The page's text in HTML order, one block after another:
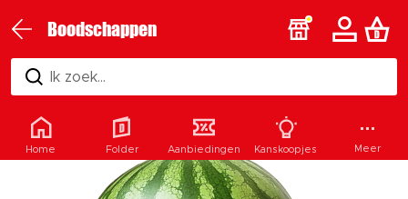
Boodschappen
Ik zoek...
Home Folder Aanbiedingen Kanskoopjes Meer